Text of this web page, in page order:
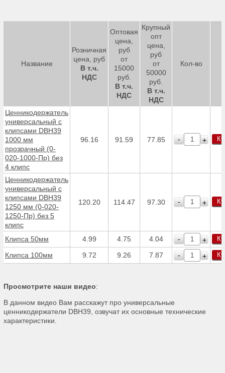
Название
Розничная
цена, руб
В т.ч.
НДС
Оптовая
цена,
руб
от
15000
руб.
В т.ч.
НДС
Крупный
опт
цена,
руб
от
50000
руб.
В т.ч.
НДС
Кол-во
Ценникодержатель
универсальный с
клипсами DBH39
1000 мм
прозрачный (0-
020-1000-Пр) без
4 клипс
96.16 91.59 77.85 - +
Ценникодержатель
универсальный с
клипсами DBH39
1250 мм (0-020-
1250-Пр) без 5
клипс
120.20 114.47 97.30 - +
Клипса 50мм 4.99 4.75 4.04 - +
Клипса 100мм 9.72 9.26 7.87 - +
Просмотрите наши видео:
В данном видео Вам расскажут про универсальные
ценникодержатели DBH39, озвучат их основные технические
характеристики.